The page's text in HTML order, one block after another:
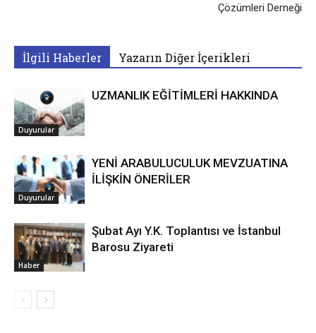
Çözümleri Derneği
İlgili Haberler Yazarın Diğer İçerikleri
Duyurular
UZMANLIK EĞİTİMLERİ HAKKINDA
Duyurular
YENİ ARABULUCULUK MEVZUATINA
İLİŞKİN ÖNERİLER
Haber
Şubat Ayı Y.K. Toplantısı ve İstanbul
Barosu Ziyareti